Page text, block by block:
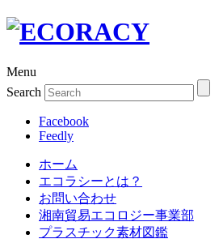
Menu
Search
Facebook
Feedly
ホーム
エコラシーとは？
お問い合わせ
湘南貿易エコロジー事業部
プラスチック素材図鑑